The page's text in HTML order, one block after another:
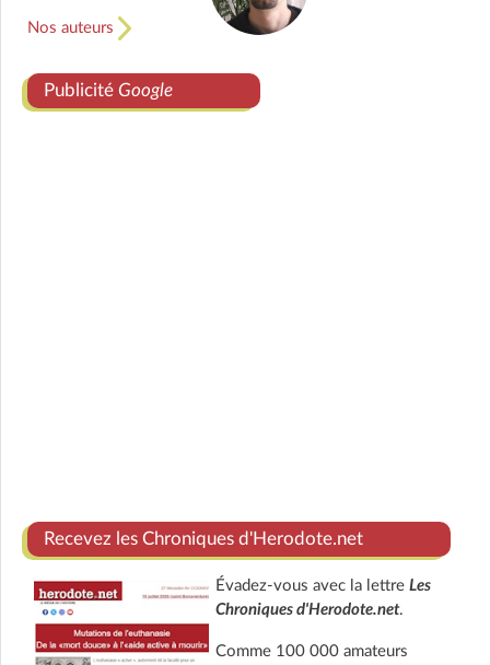
Nos auteurs
Publicité Google
Recevez les Chroniques d'Herodote.net
Évadez-vous avec la lettre Les
Chroniques d'Herodote.net.
Comme 100 000 amateurs